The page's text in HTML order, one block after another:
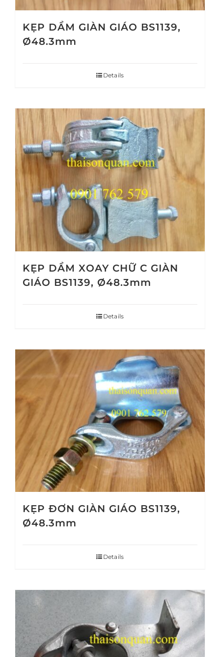
KẸP DẦM GIÀN GIÁO BS1139,
Ø48.3mm
Details
KẸP DẦM XOAY CHỮ C GIÀN
GIÁO BS1139, Ø48.3mm
Details
KẸP ĐƠN GIÀN GIÁO BS1139,
Ø48.3mm
Details